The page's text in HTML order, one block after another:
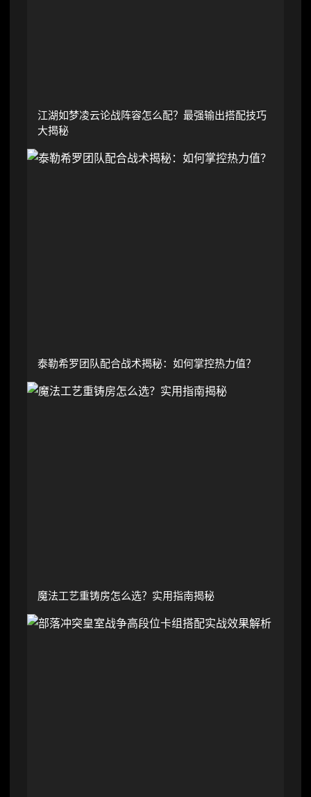
江湖如梦凌云论战阵容怎么配？最强输出搭配技巧
大揭秘
泰勒希罗团队配合战术揭秘：如何掌控热力值？
魔法工艺重铸房怎么选？实用指南揭秘